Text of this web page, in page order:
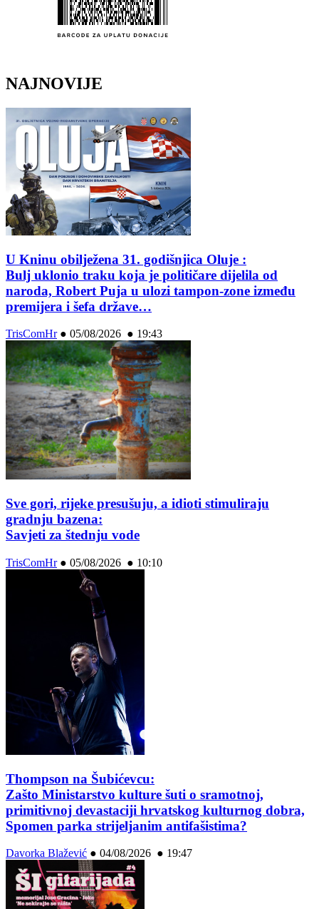
NAJNOVIJE
U Kninu obilježena 31. godišnjica Oluje :
Bulj uklonio traku koja je političare dijelila od
naroda, Robert Puja u ulozi tampon-zone između
premijera i šefa države…
TrisComHr● 05/08/2026 ● 19:43
Sve gori, rijeke presušuju, a idioti stimuliraju
gradnju bazena:
Savjeti za štednju vode
TrisComHr● 05/08/2026 ● 10:10
Thompson na Šubićevcu:
Zašto Ministarstvo kulture šuti o sramotnoj,
primitivnoj devastaciji hrvatskog kulturnog dobra,
Spomen parka strijeljanim antifašistima?
Davorka Blažević ● 04/08/2026 ● 19:47